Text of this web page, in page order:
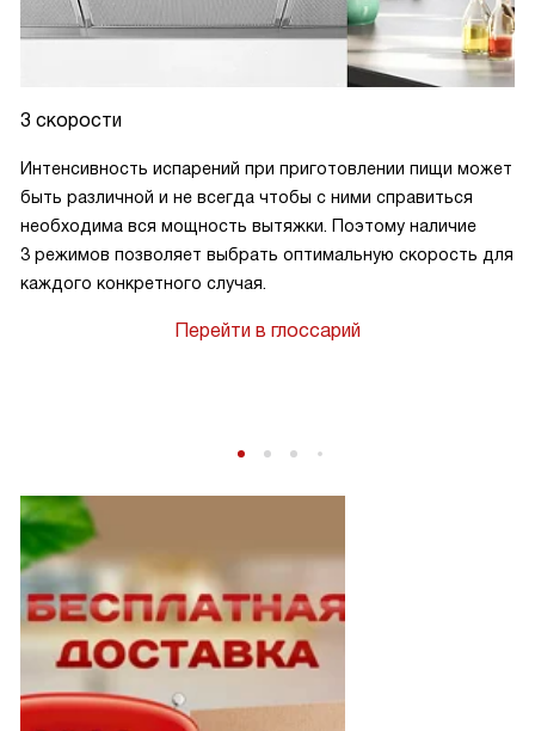
3 скорости
Интенсивность испарений при приготовлении пищи может
быть различной и не всегда чтобы с ними справиться
необходима вся мощность вытяжки. Поэтому наличие
3 режимов позволяет выбрать оптимальную скорость для
каждого конкретного случая.
Перейти в глоссарий